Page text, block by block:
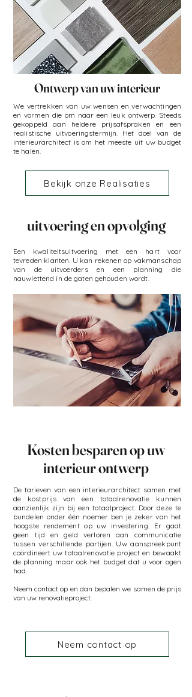
Ontwerp van uw interieur
We vertrekken van uw wensen en verwachtingen
en vormen die om naar een leuk ontwerp. Steeds
gekoppeld aan heldere prijsafspraken en een
realistische uitvoeringstermijn. Het doel van de
interieurarchitect is om het meeste uit uw budget
te halen.
Bekijk onze Realisaties
uitvoering en opvolging
Een kwaliteitsuitvoering met een hart voor
tevreden klanten. U kan rekenen op vakmanschap
van de uitvoerders en een planning die
nauwlettend in de gaten gehouden wordt.
Kosten besparen op uw
interieur ontwerp
De tarieven van een interieurarchitect samen met
de kostprijs van een totaalrenovatie kunnen
aanzienlijk zijn bij een totaalproject. Door deze te
bundelen onder één noemer ben je zeker van het
hoogste rendement op uw investering. Er gaat
geen tijd en geld verloren aan communicatie
tussen verschillende partijen. Uw aanspreekpunt
coördineert uw totaalrenovatie project en bewaakt
de planning maar ook het budget dat u voor ogen
had.
Neem contact op en dan bepalen we samen de prijs
van uw renovatieproject.
Neem contact op